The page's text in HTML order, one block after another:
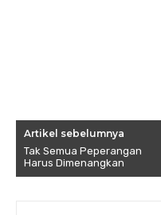
Artikel sebelumnya
Tak Semua Peperangan
Harus Dimenangkan